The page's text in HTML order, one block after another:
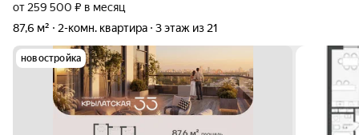
от 259 500 ₽ в месяц
87,6 м²
2-комн. квартира 3 этаж из 21
новостройка